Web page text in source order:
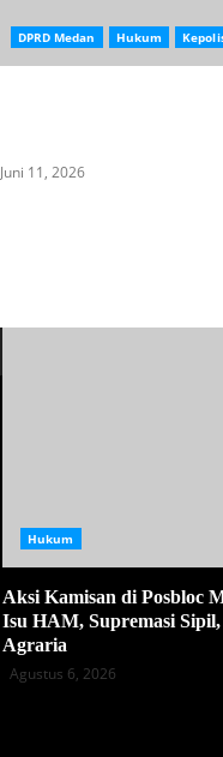
DPRD Medan Hukum
Juni 11, 2026
Hukum
Aksi Kamisan di Posbloc
Isu HAM, Supremasi Sipil,
Agraria
Agustus 6, 2026